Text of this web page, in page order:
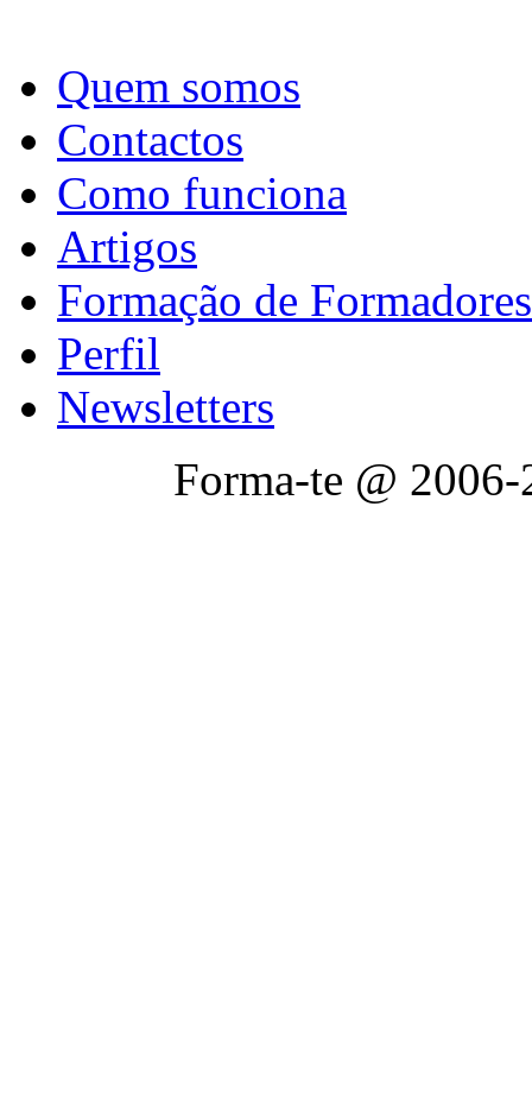
Quem somos
Contactos
Como funciona
Artigos
Formação de Formadores
Perfil
Newsletters
Forma-te @